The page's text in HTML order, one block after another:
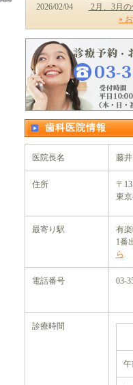
2026/02/04
2月、3月
»
歯科医院情報
医院長名 藤
住所
〒
東
最寄り駅
有
1番
ら
電話番号 03-
診療時間
午